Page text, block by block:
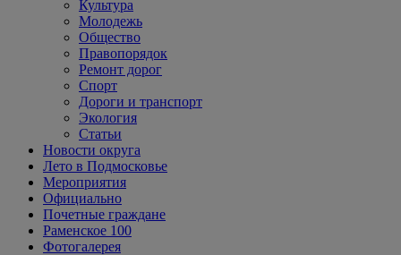
Культура
Молодежь
Общество
Правопорядок
Ремонт дорог
Спорт
Дороги и транспорт
Экология
Статьи
Новости округа
Лето в Подмосковье
Мероприятия
Официально
Почетные граждане
Раменское 100
Фотогалерея